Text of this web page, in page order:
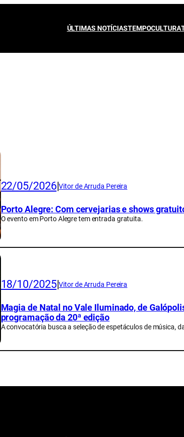
ÚLTIMAS NOTÍCIASTEMPOCULTURA
22/05/2026|Vitor de Arruda Pereira
Porto Alegre: Com cervejarias e shows
O evento em Porto Alegre tem entrada gratuita.
18/10/2025|Vitor de Arruda Pereira
Magia de Natal no Vale Iluminado, de
programação da 20ª edição
A convocatória busca a seleção de espetáculos de música,